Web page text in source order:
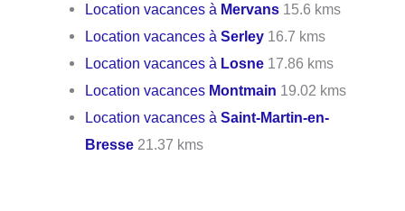
Location vacances à Mervans 15.6 kms
Location vacances àSerley 16.7 kms
Location vacances à Losne 17.86 kms
Location vacances Montmain 19.02 kms
Location vacances àSaint-Martin-en-
Bresse 21.37 kms